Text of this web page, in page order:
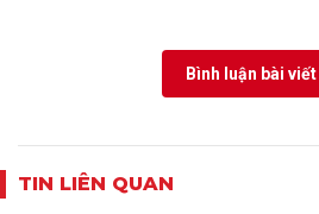
Bình luận bài
TIN LIÊN QUAN